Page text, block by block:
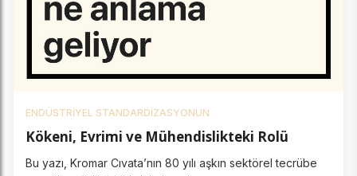
ENDÜSTRIYEL STANDARDIZASYONUN
Kökeni, Evrimi ve Mühendislikteki Rolü
Bu yazı, Kromar Cıvata’nın 80 yılı aşkın sektörel tecrübe